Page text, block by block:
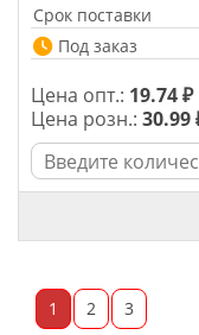
Срок поставки
Под заказ
Цена опт.: 19.74 ₽
Цена розн.: 30.99
1 2 3